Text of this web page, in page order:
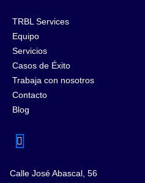
TRBL Services
Equipo
Servicios
Casos de Éxito
Trabaja con nosotros
Contacto
Blog
Calle José Abascal, 56